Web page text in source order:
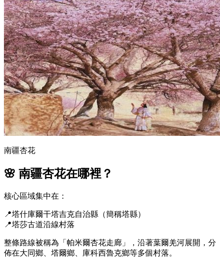
南疆杏花
🌸 南疆杏花在哪裡？
核心區域集中在：
📍塔什庫爾干塔吉克自治縣（簡稱塔縣）
📍塔莎古道沿線村落
整條路線被稱為「帕米爾杏花走廊」，沿著葉爾羌河展開，分
佈在大同鄉、塔爾鄉、庫科西魯克鄉等多個村落。